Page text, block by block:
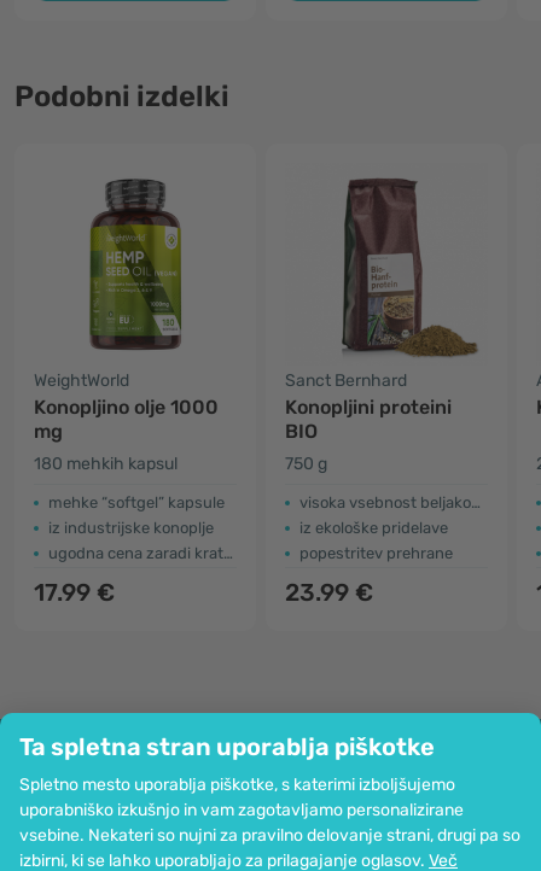
Ta spletna stran uporablja piškotke
Spletno mesto uporablja piškotke, s katerimi izboljšujemo
uporabniško izkušnjo in vam zagotavljamo personalizirane
vsebine. Nekateri so nujni za pravilno delovanje strani, drugi pa so
izbirni, ki se lahko uporabljajo za prilagajanje oglasov. Več
Podobni izdelki
WeightWorld
Konopljino olje 1000
mg
180 mehkih kapsul
mehke “softgel” kapsule
iz industrijske konoplje
ugodna cena zaradi kratkega roka uporabe
17.99 €
Sanct Bernhard
Konopljini proteini
BIO
750 g
​visoka vsebnost beljakovin
iz ekološke pridelave
popestritev prehrane
23.99 €
Podjetje
Informacije
Pridružite se nam
Pomoč in naročila